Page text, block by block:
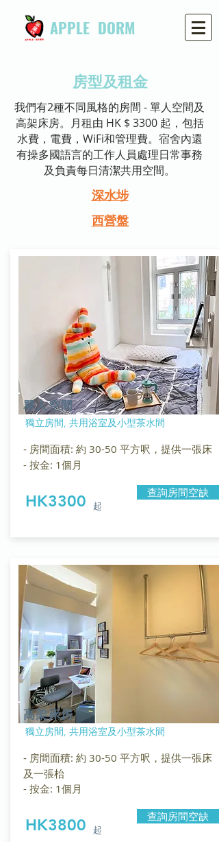
APPLE DORM
房型及租金
我們有2種不同風格的房間 - 單人空間及
高架床房。月租由 HK $ 3300 起，包括
水費，電費，WiFi和管理費。宿舍內還
有操多國語言的工作人員處理日常事務
及負責每日清潔共用空間。
深水埗
西營盤
單人空間
獨立房間, 共用浴室及小型茶水間
- 房間面積: 約 30-50 平方呎，提供一張床
- 按金: 1個月
HK3300 起
查詢房間空缺
高架床房
獨立房間, 共用浴室及小型茶水間
- 房間面積: 約 30-50 平方呎，提供一張床
及一張枱
- 按金: 1個月
HK3800 ​起
查詢房間空缺